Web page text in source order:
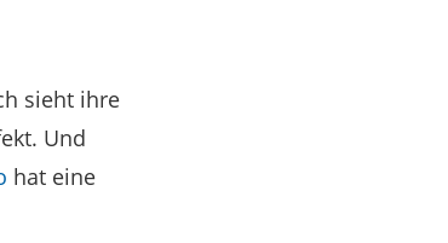
sieht ihre
Und
hat eine